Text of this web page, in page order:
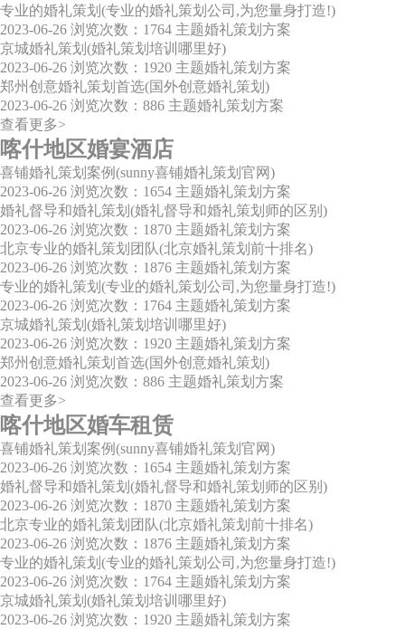
专业的婚礼策划(专业的婚礼策划公司,为您量身打造!)
2023-06-26 浏览次数：1764 主题婚礼策划方案
京城婚礼策划(婚礼策划培训哪里好)
2023-06-26 浏览次数：1920 主题婚礼策划方案
郑州创意婚礼策划首选(国外创意婚礼策划)
2023-06-26 浏览次数：886 主题婚礼策划方案
查看更多>
喀什地区婚宴酒店
喜铺婚礼策划案例(sunny喜铺婚礼策划官网)
2023-06-26 浏览次数：1654 主题婚礼策划方案
婚礼督导和婚礼策划(婚礼督导和婚礼策划师的区别)
2023-06-26 浏览次数：1870 主题婚礼策划方案
北京专业的婚礼策划团队(北京婚礼策划前十排名)
2023-06-26 浏览次数：1876 主题婚礼策划方案
专业的婚礼策划(专业的婚礼策划公司,为您量身打造!)
2023-06-26 浏览次数：1764 主题婚礼策划方案
京城婚礼策划(婚礼策划培训哪里好)
2023-06-26 浏览次数：1920 主题婚礼策划方案
郑州创意婚礼策划首选(国外创意婚礼策划)
2023-06-26 浏览次数：886 主题婚礼策划方案
查看更多>
喀什地区婚车租赁
喜铺婚礼策划案例(sunny喜铺婚礼策划官网)
2023-06-26 浏览次数：1654 主题婚礼策划方案
婚礼督导和婚礼策划(婚礼督导和婚礼策划师的区别)
2023-06-26 浏览次数：1870 主题婚礼策划方案
北京专业的婚礼策划团队(北京婚礼策划前十排名)
2023-06-26 浏览次数：1876 主题婚礼策划方案
专业的婚礼策划(专业的婚礼策划公司,为您量身打造!)
2023-06-26 浏览次数：1764 主题婚礼策划方案
京城婚礼策划(婚礼策划培训哪里好)
2023-06-26 浏览次数：1920 主题婚礼策划方案